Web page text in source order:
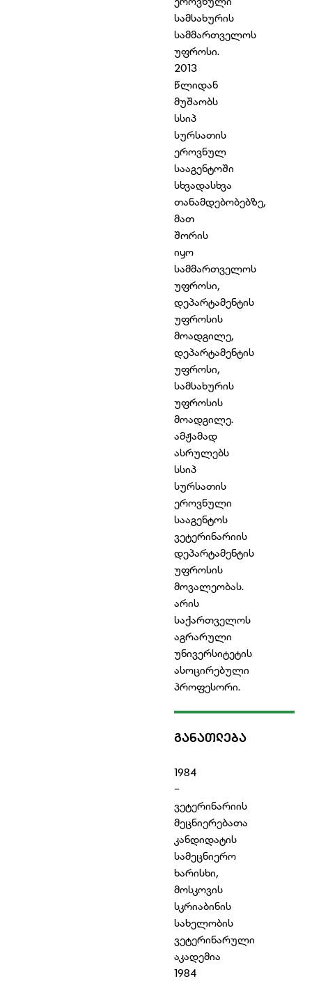
სამსახურის
სამმართველოს
უფროსი.
2013
წლიდან
მუშაობს
სსიპ
სურსათის
ეროვნულ
სააგენტოში
სხვადასხვა
თანამდებობებზე,
მათ
შორის
იყო
სამმართველოს
უფროსი,
დეპარტამენტის
უფროსის
მოადგილე,
დეპარტამენტის
უფროსი,
სამსახურის
უფროსის
მოადგილე.
ამჟამად
ასრულებს
სსიპ
სურსათის
ეროვნული
სააგენტოს
ვეტერინარიის
დეპარტამენტის
უფროსის
მოვალეობას.
არის
საქართველოს
აგრარული
უნივერსიტეტის
ასოცირებული
პროფესორი.
ᲒᲐᲜᲐᲗᲚᲔᲑᲐ
1984
-
ვეტერინარიის
მეცნიერებათა
კანდიდატის
სამეცნიერო
ხარისხი,
მოსკოვის
სკრიაბინის
სახელობის
ვეტერინარული
აკადემია
1984